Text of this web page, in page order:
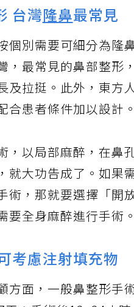
台灣隆鼻最常見
個別需要可細分為隆
，最常見的鼻部整形
及拉挺。此外，東方
合患者條件加以設計。
術，以局部麻醉，在
就大功告成了。如果
術，那就要選擇「開
要全身麻醉進行手術。
考慮注射填充物
方面，一般鼻整形手